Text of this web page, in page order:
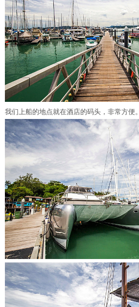
我们上船的地点就在酒店的码头，非常方便。